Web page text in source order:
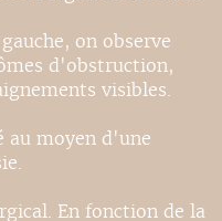
on observe
d'obstruction,
visibles.
au moyen d'une
En fonction de la